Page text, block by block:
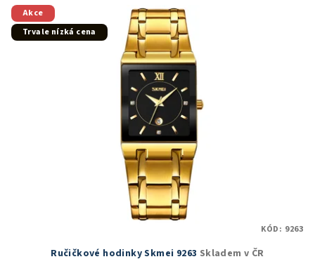
5
hvězdiček.
Akce
Trvale nízká cena
Ručičkové hodinky Skmei 9263 Skladem v ČR
KÓD: 9263